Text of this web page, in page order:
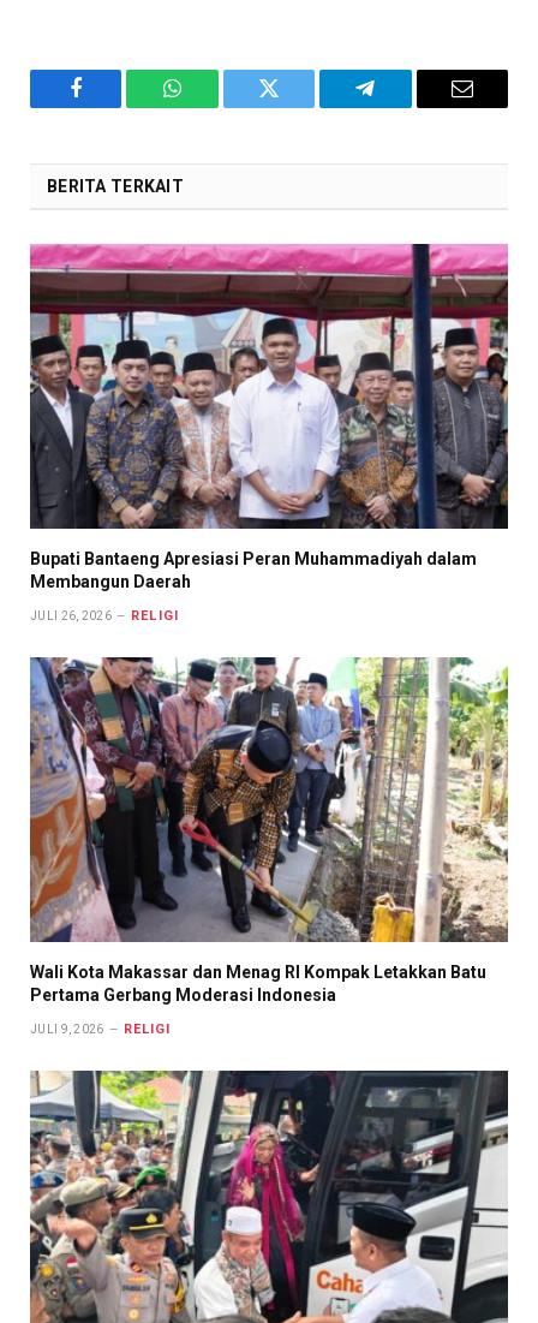
Facebook WhatsAppTwitter Telegram Email
BERITA TERKAIT
Bupati Bantaeng Apresiasi Peran Muhammadiyah dalam
Membangun Daerah
JULI 26, 2026 RELIGI
Wali Kota Makassar dan Menag RI Kompak Letakkan Batu
Pertama Gerbang Moderasi Indonesia
JULI 9, 2026 RELIGI